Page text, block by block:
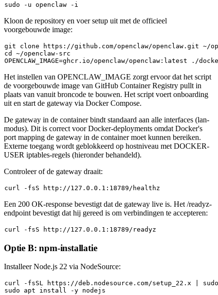
sudo
Kloon de repository en voer setup uit met de officieel
voorgebouwde image:
git clone
cd
~/openclaw-src
Het instellen van OPENCLAW_IMAGE zorgt ervoor dat het script
de voorgebouwde image van GitHub Container Registry pullt in
plaats van vanuit broncode te bouwen. Het script voert onboarding
uit en start de gateway via Docker Compose.
De gateway in de container bindt standaard aan alle interfaces (lan-
modus). Dit is correct voor Docker-deployments omdat Docker's
port mapping de gateway in de container moet kunnen bereiken.
Externe toegang wordt geblokkeerd op hostniveau met DOCKER-
USER iptables-regels (hieronder behandeld).
Controleer of de gateway draait:
Een 200 OK-response bevestigt dat de gateway live is. Het /readyz-
endpoint bevestigt dat hij gereed is om verbindingen te accepteren:
Optie B: npm-installatie
Installeer Node.js 22 via NodeSource:
curl -fsSL https://deb.nodesource.com/setup_22.x | sudo
sudo